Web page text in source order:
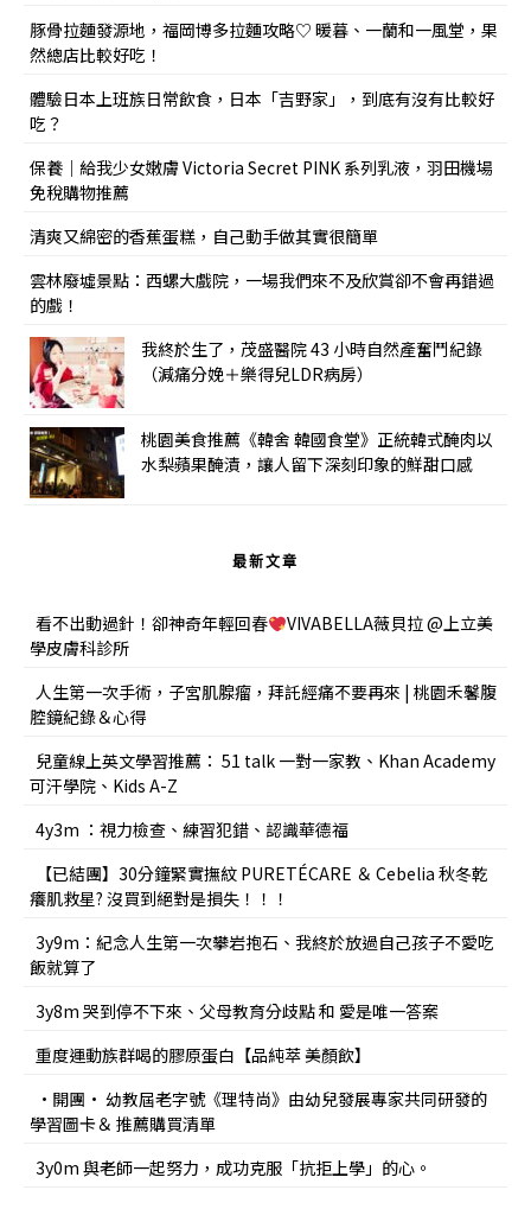
豚骨拉麵發源地，福岡博多拉麵攻略♡ 暖暮、一蘭和一風堂，果
然總店比較好吃！
體驗日本上班族日常飲食，日本「吉野家」，到底有沒有比較好
吃？
保養｜給我少女嫩膚 Victoria Secret PINK 系列乳液，羽田機場
免稅購物推薦
清爽又綿密的香蕉蛋糕，自己動手做其實很簡單
雲林廢墟景點：西螺大戲院，一場我們來不及欣賞卻不會再錯過
的戲！
我終於生了，茂盛醫院 43 小時自然產奮鬥紀錄
（減痛分娩＋樂得兒LDR病房）
桃園美食推薦《韓舍 韓國食堂》正統韓式醃肉以
水梨蘋果醃漬，讓人留下深刻印象的鮮甜口感
最新文章
看不出動過針！卻神奇年輕回春
VIVABELLA薇貝拉 @上立美
學皮膚科診所
人生第一次手術，子宮肌腺瘤，拜託經痛不要再來 | 桃園禾馨腹
腔鏡紀錄＆心得
兒童線上英文學習推薦： 51 talk 一對一家教、Khan Academy
可汗學院、Kids A-Z
4y3m ：視力檢查、練習犯錯、認識華德福
【已結團】30分鐘緊實撫紋 PURETÉCARE ＆ Cebelia 秋冬乾
癢肌救星? 沒買到絕對是損失！！！
3y9m：紀念人生第一次攀岩抱石、我終於放過自己孩子不愛吃
飯就算了
3y8m 哭到停不下來、父母教育分歧點 和 愛是唯一答案
重度運動族群喝的膠原蛋白【品純萃 美顏飲】
•開團• 幼教屆老字號《理特尚》由幼兒發展專家共同研發的
學習圖卡＆ 推薦購買清單
3y0m 與老師一起努力，成功克服「抗拒上學」的心。